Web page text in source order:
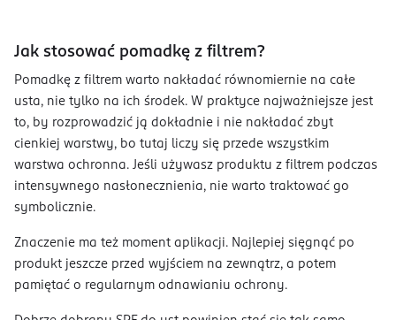
Jak stosować pomadkę z filtrem?
Pomadkę z filtrem warto nakładać równomiernie na całe
usta, nie tylko na ich środek. W praktyce najważniejsze jest
to, by rozprowadzić ją dokładnie i nie nakładać zbyt
cienkiej warstwy, bo tutaj liczy się przede wszystkim
warstwa ochronna. Jeśli używasz produktu z filtrem podczas
intensywnego nasłonecznienia, nie warto traktować go
symbolicznie.
Znaczenie ma też moment aplikacji. Najlepiej sięgnąć po
produkt jeszcze przed wyjściem na zewnątrz, a potem
pamiętać o regularnym odnawianiu ochrony.